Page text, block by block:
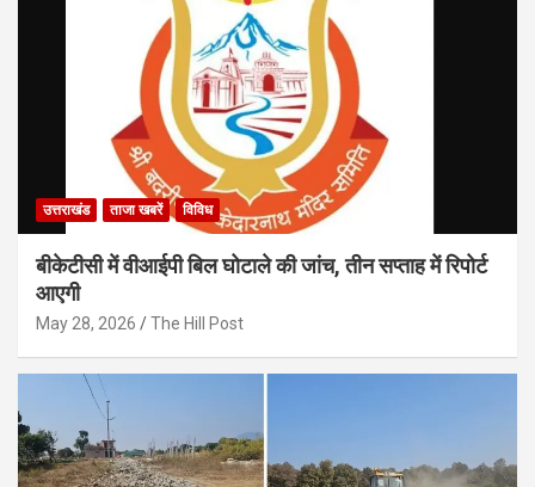
उत्तराखंड ताजा खबरें विविध
बीकेटीसी में वीआईपी बिल घोटाले की जांच, तीन सप्ताह में रिपोर्ट
आएगी
May 28, 2026 The Hill Post